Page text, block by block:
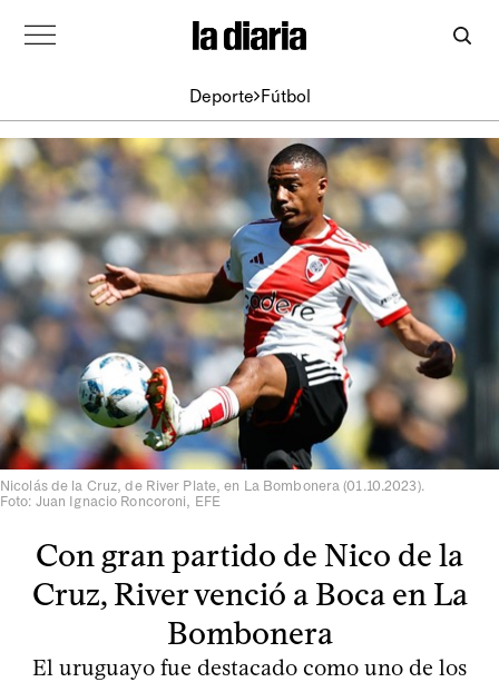
Deporte Fútbol
Nicolás de la Cruz, de River Plate, en La Bombonera (01.10.2023).
Foto: Juan Ignacio Roncoroni, EFE
Con gran partido de Nico de la
Cruz, River venció a Boca en La
Bombonera
El uruguayo fue destacado como uno de los